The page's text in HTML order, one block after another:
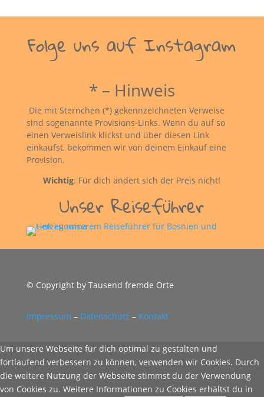
Folge uns auf Instagram
* – Hinweis
Die mit Sternchen (*) gekennzeichneten Verweise
sind sogenannte Provisions-Links. Wenn du auf so
einen Verweislink klickst und über diesen Link
einkaufst, bekommen wir von deinem Einkauf eine
Provision.
Wichtig: Für dich ändert sich der Preis nicht!
Unser Reiseführer
© Copyright by Tausend fremde Orte
Impressum – Datenschutz – Kontakt
Um unsere Webseite für dich optimal zu gestalten und
fortlaufend verbessern zu können, verwenden wir Cookies. Durch
die weitere Nutzung der Webseite stimmst du der Verwendung
von Cookies zu. Weitere Informationen zu Cookies erhältst du in